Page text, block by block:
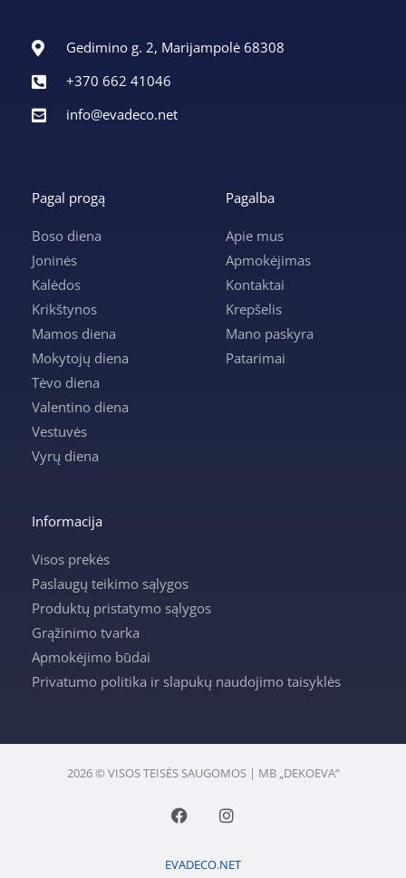
Gedimino g. 2, Marijampolė 68308
+370 662 41046
info@evadeco.net
Pagal progą
Boso diena
Joninės
Kalėdos
Krikštynos
Mamos diena
Mokytojų diena
Tėvo diena
Valentino diena
Vestuvės
Vyrų diena
Pagalba
Apie mus
Apmokėjimas
Kontaktai
Krepšelis
Mano paskyra
Patarimai
Informacija
Visos prekės
Paslaugų teikimo sąlygos
Produktų pristatymo sąlygos
Grąžinimo tvarka
Apmokėjimo būdai
Privatumo politika ir slapukų naudojimo taisyklės
2026 © VISOS TEISĖS SAUGOMOS | MB „DEKOEVA“
F
a
e
I
n
t
EVADECO.NET